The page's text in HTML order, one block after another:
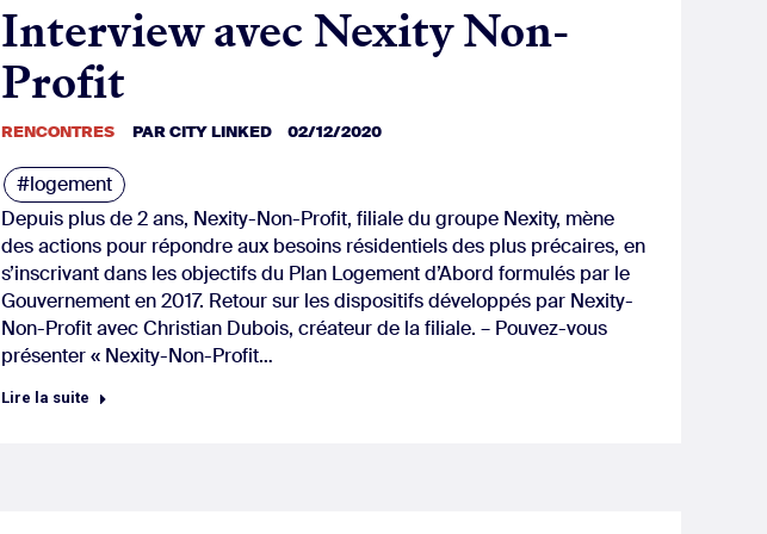
Interview avec Nexity Non-
Profit
RENCONTRES PARCITY LINKED 02/12/2020
#logement
Depuis plus de 2 ans, Nexity-Non-Profit, filiale du groupe Nexity, mène
des actions pour répondre aux besoins résidentiels des plus précaires, en
s’inscrivant dans les objectifs du Plan Logement d’Abord formulés par le
Gouvernement en 2017. Retour sur les dispositifs développés par Nexity-
Non-Profit avec Christian Dubois, créateur de la filiale. – Pouvez-vous
présenter « Nexity-Non-Profit…
Lire la suite